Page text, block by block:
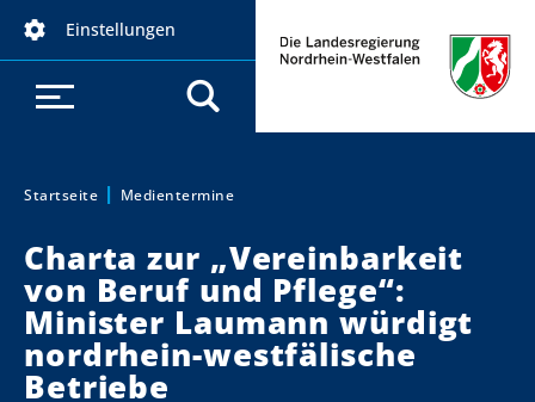
Einstellungen
Sie sind hier:
Startseite Medientermine
Charta zur „Vereinbarkeit
von Beruf und Pflege“:
Minister Laumann würdigt
nordrhein-westfälische
Betriebe